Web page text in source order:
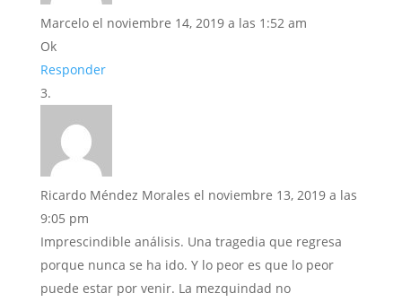
Marcelo el noviembre 14, 2019 a las 1:52 am
Ok
Responder
Ricardo Méndez Morales el noviembre 13, 2019 a las
9:05 pm
Imprescindible análisis. Una tragedia que regresa
porque nunca se ha ido. Y lo peor es que lo peor
puede estar por venir. La mezquindad no